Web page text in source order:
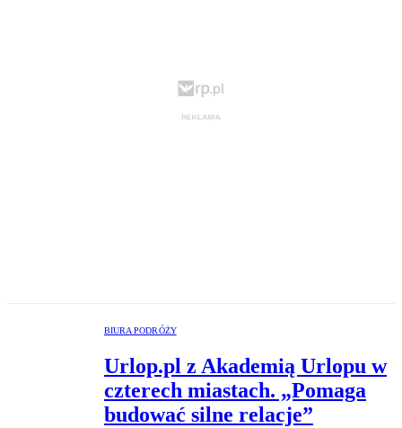
BIURA PODRÓŻY
Urlop.pl z Akademią Urlopu w
czterech miastach. „Pomaga
budować silne relacje”